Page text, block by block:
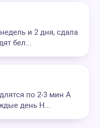
и 2 дня, сдала
бел...
по 2-3 мин А
день Н...